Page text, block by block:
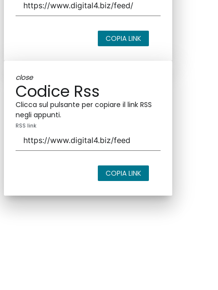
COPIA LINK
close
Codice Rss
Clicca sul pulsante per copiare il link RSS
negli appunti.
RSS link
COPIA LINK